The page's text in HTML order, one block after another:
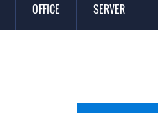
OFFICE SERVER